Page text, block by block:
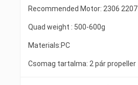
Recommended Motor: 2306 2207
Quad weight : 500-600g
Materials:PC
Csomag tartalma: 2 pár propeller